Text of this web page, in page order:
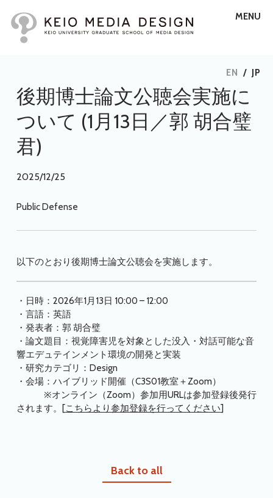
MENU
EN / JP
後期博士論文公聴会実施に
ついて (1月13日／郭 胡合璧
君)
2025/12/25
Public Defense
以下のとおり後期博士論文公聴会を実施します。
・日時：2026年1月13日 10:00 – 12:00
・言語：英語
・発表者：郭 胡合璧
・論文題目：視覚障害児を対象とした没入・対話可能な音
響エデュテインメント環境の開発と実装
・研究カテゴリ：Design
・会場：ハイブリッド開催（C3S01教室＋Zoom）
※オンライン（Zoom）参加用URLは参加登録後発行
されます。[こちらより参加登録を行ってください]
Back to all